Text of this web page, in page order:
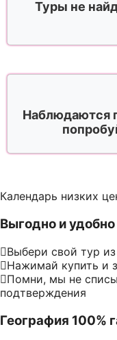
Туры не
Наблюдаются
Календарь низких
Выгодно и
Выбери свой тур
Нажимай купить и
Помни, мы не
подтверждения
География 100%